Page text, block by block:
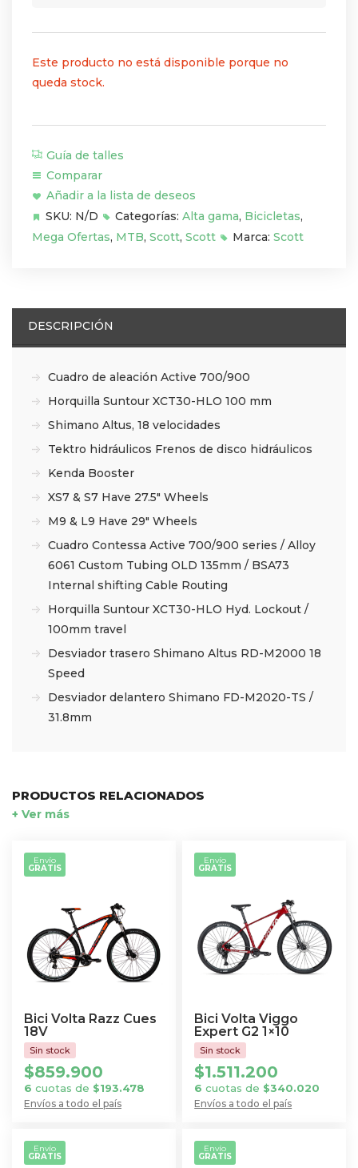
Este producto no está disponible porque no
queda stock.
Guía de talles
Comparar
Añadir a la lista de deseos
SKU: N/D Categorías: Alta gama, Bicicletas,
Mega Ofertas, MTB, Scott, Scott Marca: Scott
DESCRIPCIÓN
Cuadro de aleación Active 700/900
Horquilla Suntour XCT30-HLO 100 mm
Shimano Altus, 18 velocidades
Tektro hidráulicos Frenos de disco hidráulicos
Kenda Booster
XS7 & S7 Have 27.5″ Wheels
M9 & L9 Have 29″ Wheels
Cuadro Contessa Active 700/900 series / Alloy
6061 Custom Tubing OLD 135mm / BSA73
Internal shifting Cable Routing
Horquilla Suntour XCT30-HLO Hyd. Lockout /
100mm travel
Desviador trasero Shimano Altus RD-M2000 18
Speed
Desviador delantero Shimano FD-M2020-TS /
31.8mm
PRODUCTOS RELACIONADOS
+ Ver más
Bici Volta Razz Cues
18V
Envío
GRATIS
Envíos a todo el país
$859.900
6 cuotas de $193.478
producto
tiene
Bici Volta Viggo
Expert G2 1×10
Envío
GRATIS
Envíos a todo el país
$1.511.200
6 cuotas de $340.020
producto
tiene
Envío
GRATIS
Envío
GRATIS